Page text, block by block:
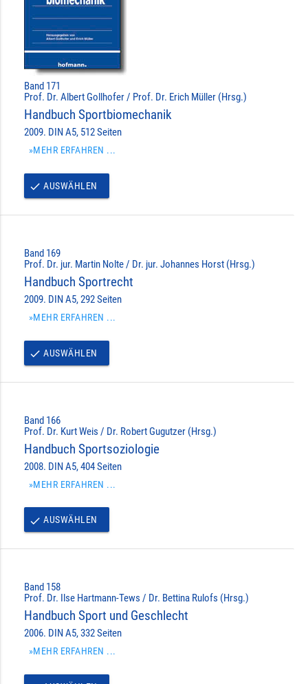
Band 171
Prof. Dr. Albert Gollhofer / Prof. Dr. Erich Müller (Hrsg.)
Handbuch Sportbiomechanik
2009. DIN A5, 512 Seiten
»MEHR ERFAHREN ...
done AUSWÄHLEN
Band 169
Prof. Dr. jur. Martin Nolte / Dr. jur. Johannes Horst (Hrsg.)
Handbuch Sportrecht
2009. DIN A5, 292 Seiten
»MEHR ERFAHREN ...
done AUSWÄHLEN
Band 166
Prof. Dr. Kurt Weis / Dr. Robert Gugutzer (Hrsg.)
Handbuch Sportsoziologie
2008. DIN A5, 404 Seiten
»MEHR ERFAHREN ...
done AUSWÄHLEN
Band 158
Prof. Dr. Ilse Hartmann-Tews / Dr. Bettina Rulofs (Hrsg.)
Handbuch Sport und Geschlecht
2006. DIN A5, 332 Seiten
»MEHR ERFAHREN ...